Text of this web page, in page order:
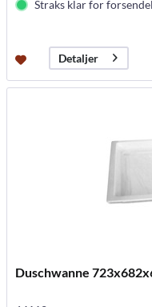
Straks klar for
Detaljer
Duschwanne